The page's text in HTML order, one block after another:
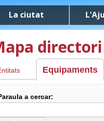
La ciutat
Equipaments
a cercar: